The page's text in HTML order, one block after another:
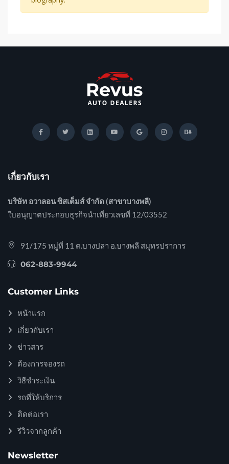
เกี่ยวกับเรา
บริษัท อวาลอน ซิสเต็มส์ จำกัด (สาขาบางพลี)
ใบอนุญาตประกอบธุรกิจนำเที่ยวเลขที่ 12/03552
91/175 หมู่ที่ 11 ต.บางปลา อ.บางพลี สมุทรปราการ
062-883-9944
Customer Links
หน้าแรก
เกี่ยวกับเรา
ข่าวสาร
ต้องการจองรถ
วิธีชำระเงิน
รถที่ให้บริการ
ติดต่อเรา
รีวิวจากลูกค้า
Newsletter